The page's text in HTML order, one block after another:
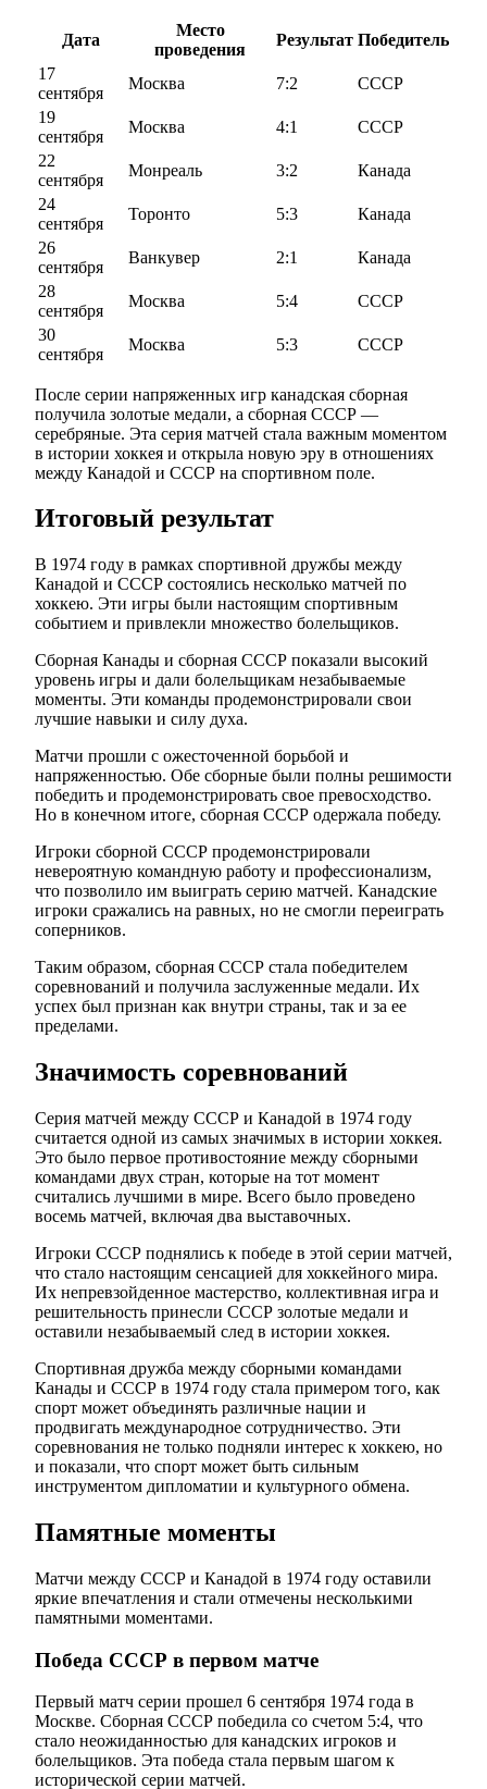
Дата
Место
проведения
Результат Победитель
17
сентября
Москва 7:2
СССР
19
сентября
Москва 4:1
СССР
22
сентября
Монреаль 3:2
Канада
24
сентября
Торонто 5:3
Канада
26
сентября
Ванкувер 2:1
Канада
28
сентября
Москва 5:4
СССР
30
сентября
Москва 5:3 СССР
После серии напряженных игр канадская сборная
получила золотые медали, а сборная СССР —
серебряные. Эта серия матчей стала важным моментом
в истории хоккея и открыла новую эру в отношениях
между Канадой и СССР на спортивном поле.
Итоговый результат
В 1974 году в рамках спортивной дружбы между
Канадой и СССР состоялись несколько матчей по
хоккею. Эти игры были настоящим спортивным
событием и привлекли множество болельщиков.
Сборная Канады и сборная СССР показали высокий
уровень игры и дали болельщикам незабываемые
моменты. Эти команды продемонстрировали свои
лучшие навыки и силу духа.
Матчи прошли с ожесточенной борьбой и
напряженностью. Обе сборные были полны решимости
победить и продемонстрировать свое превосходство.
Но в конечном итоге, сборная СССР одержала победу.
Игроки сборной СССР продемонстрировали
невероятную командную работу и профессионализм,
что позволило им выиграть серию матчей. Канадские
игроки сражались на равных, но не смогли переиграть
соперников.
Таким образом, сборная СССР стала победителем
соревнований и получила заслуженные медали. Их
успех был признан как внутри страны, так и за ее
пределами.
Значимость соревнований
Серия матчей между СССР и Канадой в 1974 году
считается одной из самых значимых в истории хоккея.
Это было первое противостояние между сборными
командами двух стран, которые на тот момент
считались лучшими в мире. Всего было проведено
восемь матчей, включая два выставочных.
Игроки СССР поднялись к победе в этой серии матчей,
что стало настоящим сенсацией для хоккейного мира.
Их непревзойденное мастерство, коллективная игра и
решительность принесли СССР золотые медали и
оставили незабываемый след в истории хоккея.
Спортивная дружба между сборными командами
Канады и СССР в 1974 году стала примером того, как
спорт может объединять различные нации и
продвигать международное сотрудничество. Эти
соревнования не только подняли интерес к хоккею, но
и показали, что спорт может быть сильным
инструментом дипломатии и культурного обмена.
Памятные моменты
Матчи между СССР и Канадой в 1974 году оставили
яркие впечатления и стали отмечены несколькими
памятными моментами.
Победа СССР в первом матче
Первый матч серии прошел 6 сентября 1974 года в
Москве. Сборная СССР победила со счетом 5:4, что
стало неожиданностью для канадских игроков и
болельщиков. Эта победа стала первым шагом к
исторической серии матчей.